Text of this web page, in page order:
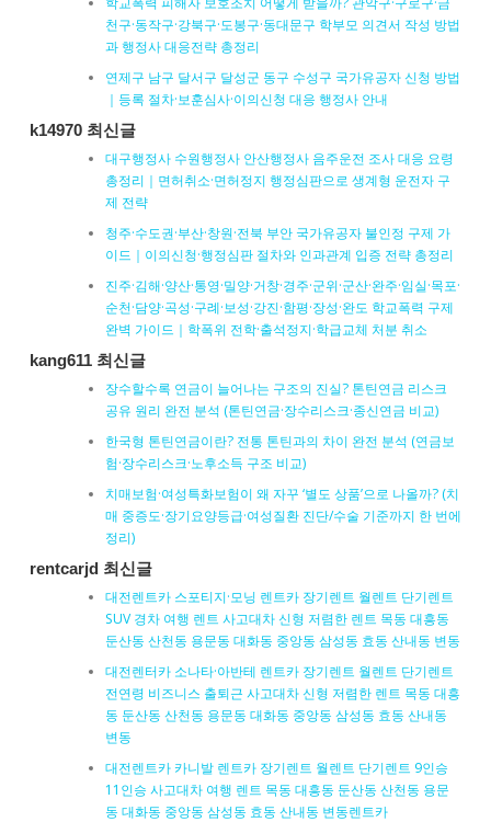
천구·동작구·강북구·도봉구·동대문구 학부모 의견서 작성 방법
과 행정사 대응전략 총정리
연제구 남구 달서구 달성군 동구 수성구 국가유공자 신청 방법
｜등록 절차·보훈심사·이의신청 대응 행정사 안내
k14970 최신글
대구행정사 수원행정사 안산행정사 음주운전 조사 대응 요령
총정리｜면허취소·면허정지 행정심판으로 생계형 운전자 구
제 전략
청주·수도권·부산·창원·전북 부안 국가유공자 불인정 구제 가
이드｜이의신청·행정심판 절차와 인과관계 입증 전략 총정리
진주·김해·양산·통영·밀양·거창·경주·군위·군산·완주·임실·목포·
순천·담양·곡성·구례·보성·강진·함평·장성·완도 학교폭력 구제
완벽 가이드｜학폭위 전학·출석정지·학급교체 처분 취소
kang611 최신글
장수할수록 연금이 늘어나는 구조의 진실? 톤틴연금 리스크
공유 원리 완전 분석 (톤틴연금·장수리스크·종신연금 비교)
한국형 톤틴연금이란? 전통 톤틴과의 차이 완전 분석 (연금보
험·장수리스크·노후소득 구조 비교)
치매보험·여성특화보험이 왜 자꾸 ‘별도 상품’으로 나올까? (치
매 중증도·장기요양등급·여성질환 진단/수술 기준까지 한 번에
정리)
rentcarjd 최신글
대전렌트카 스포티지·모닝 렌트카 장기렌트 월렌트 단기렌트
SUV 경차 여행 렌트 사고대차 신형 저렴한 렌트 목동 대흥동
둔산동 산천동 용문동 대화동 중앙동 삼성동 효동 산내동 변동
대전렌터카 소나타·아반테 렌트카 장기렌트 월렌트 단기렌트
전연령 비즈니스 출퇴근 사고대차 신형 저렴한 렌트 목동 대흥
동 둔산동 산천동 용문동 대화동 중앙동 삼성동 효동 산내동
변동
대전렌트카 카니발 렌트카 장기렌트 월렌트 단기렌트 9인승
11인승 사고대차 여행 렌트 목동 대흥동 둔산동 산천동 용문
동 대화동 중앙동 삼성동 효동 산내동 변동렌트카